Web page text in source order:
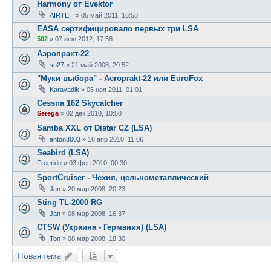
Harmony от Evektor
AIRTEH » 05 май 2011, 16:58
EASA сертифицировало первых три LSA
502 » 07 июн 2012, 17:58
Аэропракт-22
su27 » 21 май 2008, 20:52
"Муки выбора" - Aeroprakt-22 или EuroFox
Karavadik » 05 ноя 2011, 01:01
Cessna 162 Skycatcher
Serega » 02 дек 2010, 10:50
Samba XXL от Distar CZ (LSA)
anton3003 » 16 апр 2010, 11:06
Seabird (LSA)
Freeride » 03 фев 2010, 00:30
SportCruiser - Чехия, цельнометаллический
Jan » 20 мар 2008, 20:23
Sting TL-2000 RG
Jan » 08 мар 2008, 16:37
СTSW (Украина - Германия) (LSA)
Ton » 08 мар 2008, 18:30
Новая тема